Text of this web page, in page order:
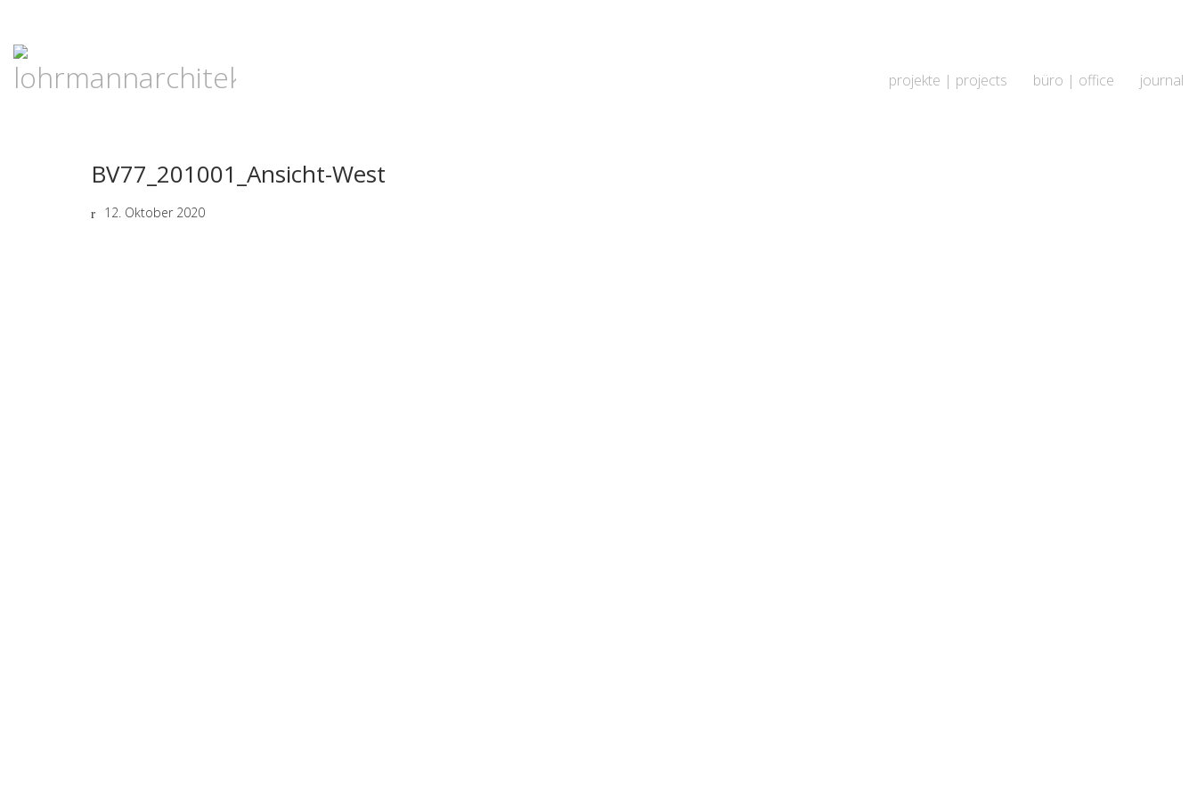
projekte | projects büro | office journal
BV77_201001_Ansicht-West
12. Oktober 2020